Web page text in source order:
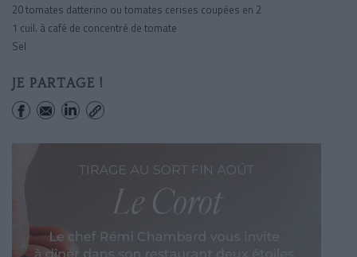
20 tomates datterino ou tomates cerises coupées en 2
1 cuil. à café de concentré de tomate
Sel
JE PARTAGE !